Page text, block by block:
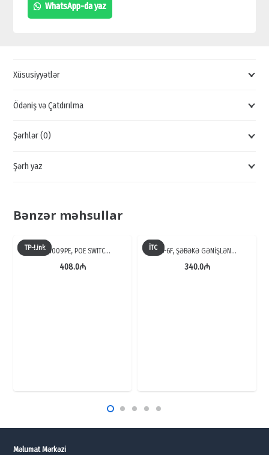
POE+
LİNK
ONLİNE
SİFARİŞİ
WhatsApp-da yaz
Xüsusiyyətlər
Ödəniş və Çatdırılma
Şərhlər (0)
Şərh yaz
Bənzər məhsullar
TP-LinkTL-SF1009PE, POE SWITC…
408.0₼
İTCTS-6F, ŞƏBƏKƏ GƏNİŞLƏN…
340.0₼
Məlumat Mərkəzi